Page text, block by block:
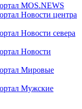
MOS.NEWS
Новости центра
Новости севера
Новости
Мировые
Мужские